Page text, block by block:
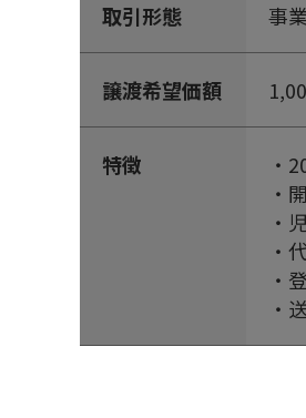
取引形態 事
譲渡希望価額
特徴
・
・
・
・
・
・